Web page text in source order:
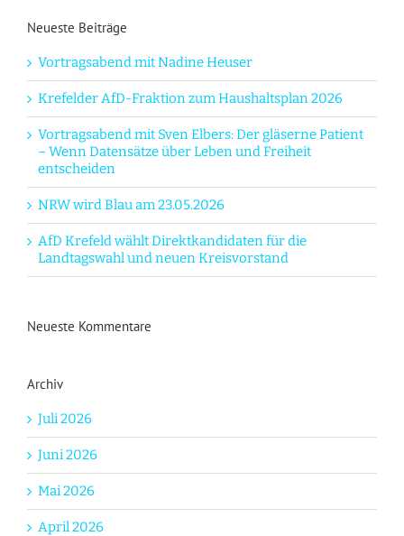
Neueste Beiträge
Vortragsabend mit Nadine Heuser
Krefelder AfD-Fraktion zum Haushaltsplan 2026
Vortragsabend mit Sven Elbers: Der gläserne Patient
– Wenn Datensätze über Leben und Freiheit
entscheiden
NRW wird Blau am 23.05.2026
AfD Krefeld wählt Direktkandidaten für die
Landtagswahl und neuen Kreisvorstand
Neueste Kommentare
Archiv
Juli 2026
Juni 2026
Mai 2026
April 2026